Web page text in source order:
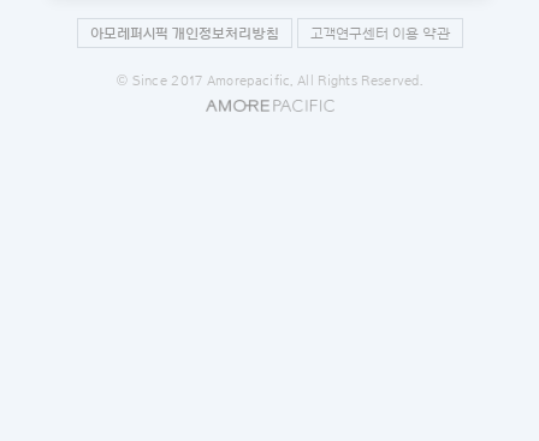
아모레퍼시픽 개인정보처리방침 고객연구센터 이용 약관
© Since 2017 Amorepacific, All Rights Reserved.